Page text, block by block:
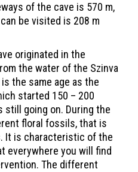
of the cave is 570 m,
be visited is 208 m
originated in the
the water of the Szinva
the same age as the
started 150 – 200
still going on. During the
floral fossils, that is
It is characteristic of the
everywhere you will find
The different